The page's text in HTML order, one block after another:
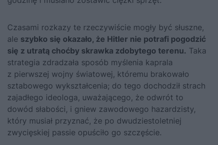
Czasami rozkazy te rzeczywiście mogły być słuszne,
ale szybko się okazało, że Hitler nie potrafi pogodzić
się z utratą choćby skrawka zdobytego terenu. Taka
strategia zdradzała sposób myślenia kaprala
z pierwszej wojny światowej, któremu brakowało
sztabowego wykształcenia; do tego dochodził strach
zajadłego ideologa, uważającego, że odwrót to
dowód słabości, i gniew zawodowego hazardzisty,
który musiał przyznać, że po dwudziestoletniej
zwycięskiej passie opuściło go szczęście.